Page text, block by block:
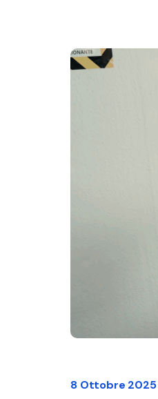
8 Ottobre